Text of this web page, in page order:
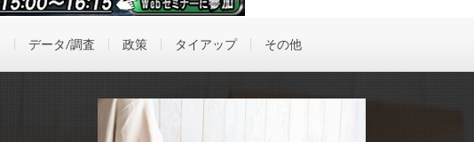
データ/調査 政策 タイアップ その他